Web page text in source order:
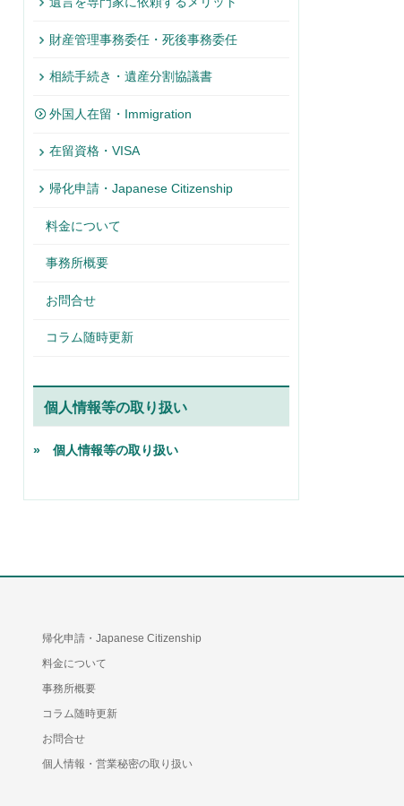
財産管理事務委任・死後事務委任
相続手続き・遺産分割協議書
外国人在留・Immigration
在留資格・VISA
帰化申請・Japanese Citizenship
料金について
事務所概要
お問合せ
コラム随時更新
個人情報等の取り扱い
» 個人情報等の取り扱い
帰化申請・Japanese Citizenship
料金について
事務所概要
コラム随時更新
お問合せ
個人情報・営業秘密の取り扱い